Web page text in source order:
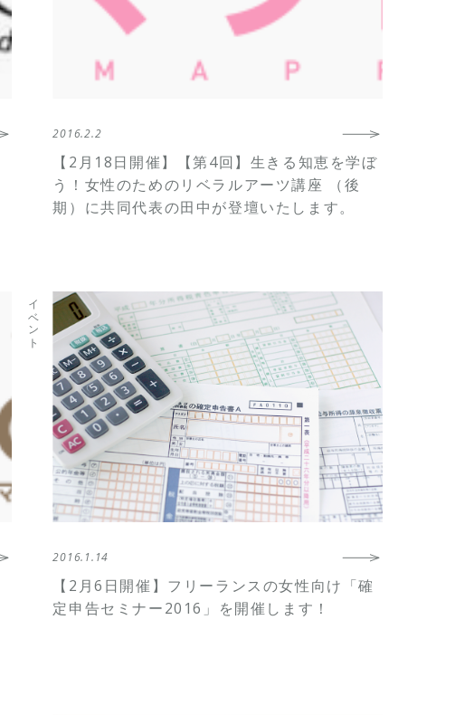
2016.2.2
【2月18日開催】【第4回】生きる知恵を学ぼ
う！女性のためのリベラルアーツ講座 （後
期）に共同代表の田中が登壇いたします。
イベント
2016.1.14
【2月6日開催】フリーランスの女性向け「確
定申告セミナー2016」を開催します！